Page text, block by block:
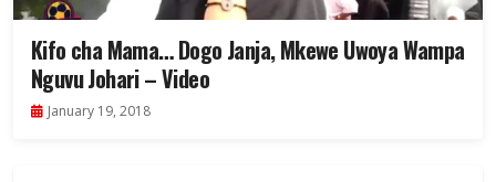
Kifo cha Mama… Dogo Janja, Mkewe Uwoya Wampa
Nguvu Johari – Video
January 19, 2018